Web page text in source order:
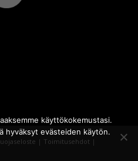
| Toimitusehdot |
käyttökokemustasi.
hyväksyt evästeiden käytön.